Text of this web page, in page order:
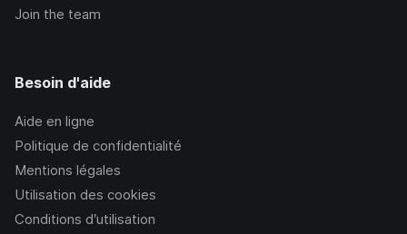
Join the team
Besoin d'aide
Aide en ligne
Politique de confidentialité
Mentions légales
Utilisation des cookies
Conditions d’utilisation